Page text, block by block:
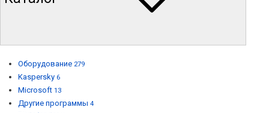
Оборудование 279
Kaspersky 6
Microsoft 13
Другие программы 4